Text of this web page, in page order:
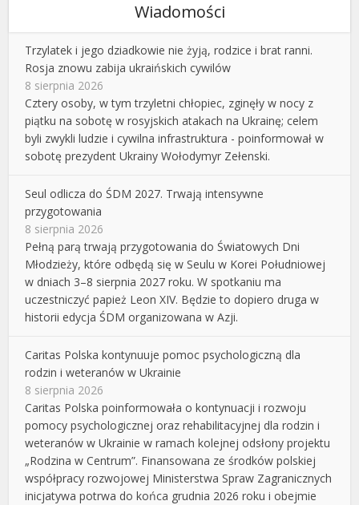
Wiadomości
Trzylatek i jego dziadkowie nie żyją, rodzice i brat ranni.
Rosja znowu zabija ukraińskich cywilów
8 sierpnia 2026
Cztery osoby, w tym trzyletni chłopiec, zginęły w nocy z
piątku na sobotę w rosyjskich atakach na Ukrainę; celem
byli zwykli ludzie i cywilna infrastruktura - poinformował w
sobotę prezydent Ukrainy Wołodymyr Zełenski.
Seul odlicza do ŚDM 2027. Trwają intensywne
przygotowania
8 sierpnia 2026
Pełną parą trwają przygotowania do Światowych Dni
Młodzieży, które odbędą się w Seulu w Korei Południowej
w dniach 3–8 sierpnia 2027 roku. W spotkaniu ma
uczestniczyć papież Leon XIV. Będzie to dopiero druga w
historii edycja ŚDM organizowana w Azji.
Caritas Polska kontynuuje pomoc psychologiczną dla
rodzin i weteranów w Ukrainie
8 sierpnia 2026
Caritas Polska poinformowała o kontynuacji i rozwoju
pomocy psychologicznej oraz rehabilitacyjnej dla rodzin i
weteranów w Ukrainie w ramach kolejnej odsłony projektu
„Rodzina w Centrum”. Finansowana ze środków polskiej
współpracy rozwojowej Ministerstwa Spraw Zagranicznych
inicjatywa potrwa do końca grudnia 2026 roku i obejmie